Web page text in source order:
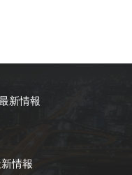
新情報
情報